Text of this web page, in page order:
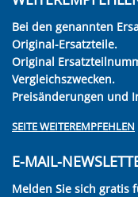
Bei den genannten
Original-Ersatzteile.
Original
Vergleichszwecken.
Preisänderungen und
SEITE WEITEREMPFEHLEN
E-MAIL-
Melden Sie sich gratis